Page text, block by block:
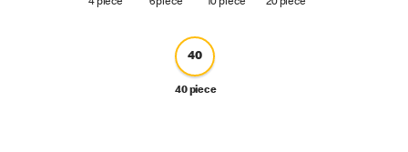
4 piece 6 piece 10 piece 20 piece
40
40 piece